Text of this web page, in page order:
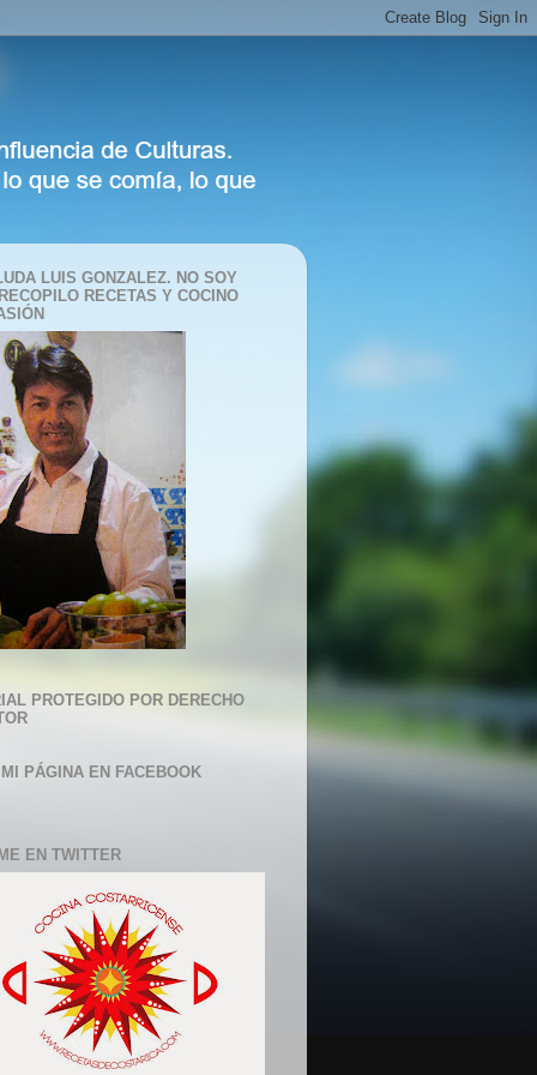
LUIS GONZALEZ. NO SOY
RECETAS Y COCINO
PROTEGIDO POR DERECHO
PÁGINA EN FACEBOOK
EN TWITTER